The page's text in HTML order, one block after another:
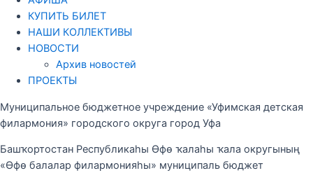
КУПИТЬ БИЛЕТ
НАШИ КОЛЛЕКТИВЫ
НОВОСТИ
Архив новостей
ПРОЕКТЫ
Муниципальное бюджетное учреждение «Уфимская детская
филармония» городского округа город Уфа
Башҡортостан Республикаһы Өфө ҡалаһы ҡала округының
«Өфө балалар филармонияһы» муниципаль бюджет